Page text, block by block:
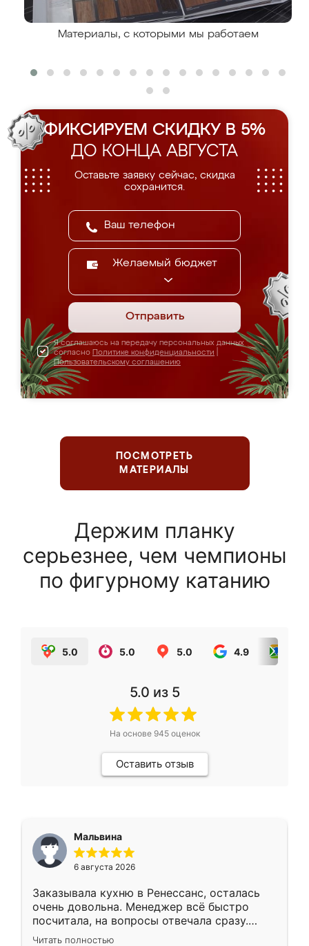
Материалы, с которыми мы работаем
ФИКСИРУЕМ СКИДКУ В 5%
ДО КОНЦА АВГУСТА
Оставьте заявку сейчас, скидка
сохранится.
Желаемый бюджет
Отправить
Я соглашаюсь на передачу персональных данных
согласно Политике конфиденциальности
Пользовательскому соглашению
ПОСМОТРЕТЬ
МАТЕРИАЛЫ
Держим планку
серьезнее, чем чемпионы
по фигурному катанию
5.0 5.0 5.0 4.9
5.0 из 5
На основе 945оценок
Оставить отзыв
Мальвина
6 августа 2026
Заказывала кухню в Ренессанс, осталась
очень довольна. Менеджер всё быстро
посчитала, на вопросы отвечала сразу.
Замерщик приехал в субботу, подошёл к
Читать полностью